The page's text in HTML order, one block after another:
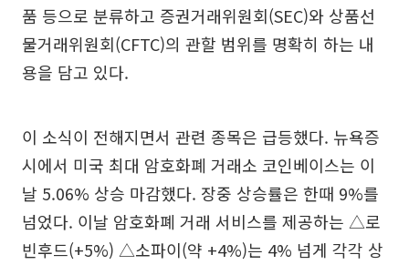
품 등으로 분류하고 증권거래위원회(SEC)와 상품선
물거래위원회(CFTC)의 관할 범위를 명확히 하는 내
용을 담고 있다.
이 소식이 전해지면서 관련 종목은 급등했다. 뉴욕증
시에서 미국 최대 암호화폐 거래소 코인베이스는 이
날 5.06% 상승 마감했다. 장중 상승률은 한때 9%를
넘었다. 이날 암호화폐 거래 서비스를 제공하는 △로
빈후드(+5%) △소파이(약 +4%)는 4% 넘게 각각 상